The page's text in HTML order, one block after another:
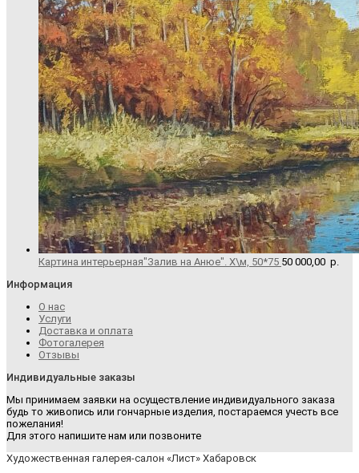
Картина интерьерная"Залив на Анюе". Х\м, 50*75 50 000,00 р.
Информация
О нас
Услуги
Доставка и оплата
Фотогалерея
Отзывы
Индивидуальные заказы
Мы принимаем заявки на осуществление индивидуального заказа
будь то живопись или гончарные изделия, постараемся учесть все
пожелания!
Для этого напишите нам или позвоните
Художественная галерея-салон «Лист» Хабаровск